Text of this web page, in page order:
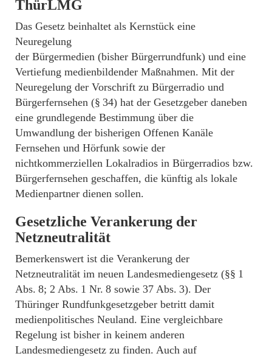
ThürLMG
Das Gesetz beinhaltet als Kernstück eine
Neuregelung
der Bürgermedien (bisher Bürgerrundfunk) und eine
Vertiefung medienbildender Maßnahmen. Mit der
Neuregelung der Vorschrift zu Bürgerradio und
Bürgerfernsehen (§ 34) hat der Gesetzgeber daneben
eine grundlegende Bestimmung über die
Umwandlung der bisherigen Offenen Kanäle
Fernsehen und Hörfunk sowie der
nichtkommerziellen Lokalradios in Bürgerradios bzw.
Bürgerfernsehen geschaffen, die künftig als lokale
Medienpartner dienen sollen.
Gesetzliche Verankerung der
Netzneutralität
Bemerkenswert ist die Verankerung der
Netzneutralität im neuen Landesmediengesetz (§§ 1
Abs. 8; 2 Abs. 1 Nr. 8 sowie 37 Abs. 3). Der
Thüringer Rundfunkgesetzgeber betritt damit
medienpolitisches Neuland. Eine vergleichbare
Regelung ist bisher in keinem anderen
Landesmediengesetz zu finden. Auch auf